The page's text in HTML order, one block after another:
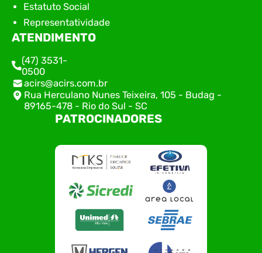
Estatuto Social
Representatividade
ATENDIMENTO
(47) 3531-
0500
acirs@acirs.com.br
Rua Herculano Nunes Teixeira, 105 - Budag -
89165-478 - Rio do Sul - SC
PATROCINADORES